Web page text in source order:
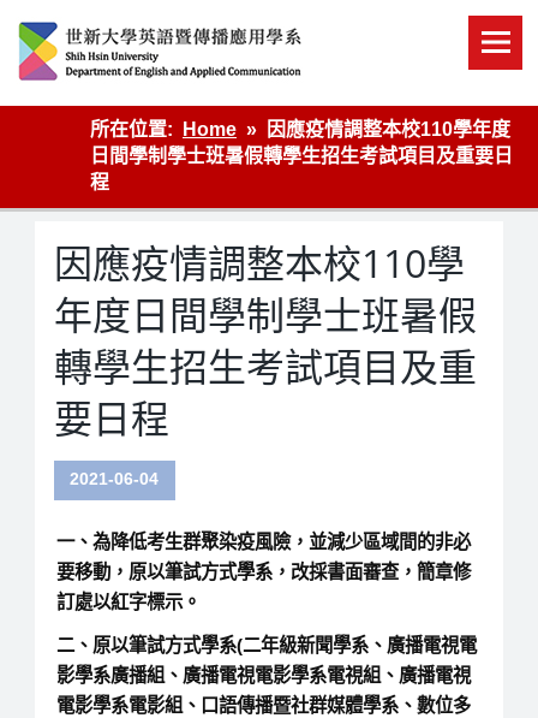
content
英語傳播
所在位置:
Home
因應疫情調整本校110學年度
日間學制學士班暑假轉學生招生考試項目及重要日
程
因應疫情調整本校110學
年度日間學制學士班暑假
轉學生招生考試項目及重
要日程
2021-06-04
一、為降低考生群聚染疫風險，並減少區域間的非必
要移動，原以筆試方式學系，改採書面審查，簡章修
訂處以紅字標示。
二、原以筆試方式學系(二年級新聞學系、廣播電視電
影學系廣播組、廣播電視電影學系電視組、廣播電視
電影學系電影組、口語傳播暨社群媒體學系、數位多